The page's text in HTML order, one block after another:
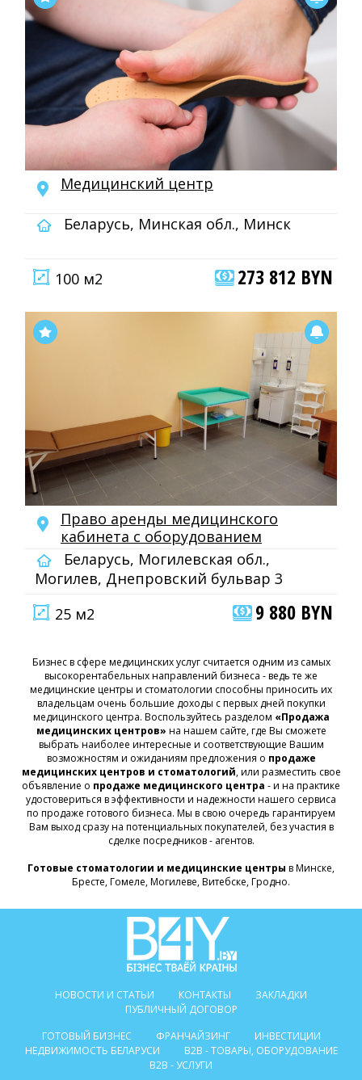
Медицинский центр
Беларусь, Минская обл., Минск
100 м2 273 812 BYN
Право аренды медицинского
кабинета с оборудованием
Беларусь, Могилевская обл.,
Могилев, Днепровский бульвар 3
25 м2
9 880 BYN
Бизнес в сфере медицинских услуг считается одним из самых
высокорентабельных направлений бизнеса - ведь те же
медицинские центры и стоматологии способны приносить их
владельцам очень большие доходы с первых дней покупки
медицинского центра. Воспользуйтесь разделом «Продажа
медицинских центров» на нашем сайте, где Вы сможете
выбрать наиболее интересные и соответствующие Вашим
возможностям и ожиданиям предложения о продаже
медицинских центров и стоматологий, или разместить свое
объявление о продаже медицинского центра - и на практике
удостовериться в эффективности и надежности нашего сервиса
по продаже готового бизнеса. Мы в свою очередь гарантируем
Вам выход сразу на потенциальных покупателей, без участия в
сделке посредников - агентов.
Готовые стоматологии и медицинские центры в Минске,
Бресте, Гомеле, Могилеве, Витебске, Гродно.
НОВОСТИ И СТАТЬИ КОНТАКТЫ
ЗАКЛАДКИ
ПУБЛИЧНЫЙ ДОГОВОР
ГОТОВЫЙ БИЗНЕС
ФРАНЧАЙЗИНГ
ИНВЕСТИЦИИ
НЕДВИЖИМОСТЬ БЕЛАРУСИ
B2B - ТОВАРЫ, ОБОРУДОВАНИЕ
B2B - УСЛУГИ